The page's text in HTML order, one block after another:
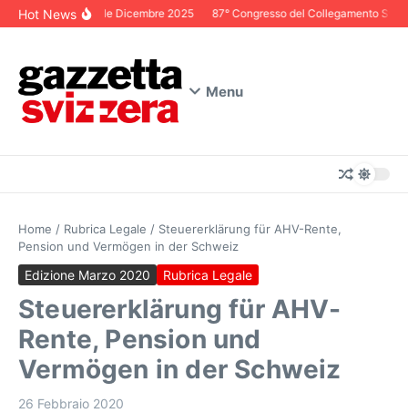
Salta al contenuto
Hot NewsEditoriale Dicembre 2025 87° Congresso del Collegamento
Menu
Home / Rubrica Legale / Steuererklärung für AHV-Rente,
Pension und Vermögen in der Schweiz
Edizione Marzo 2020 Rubrica Legale
Steuererklärung für AHV-
Rente, Pension und
Vermögen in der Schweiz
26 Febbraio 2020